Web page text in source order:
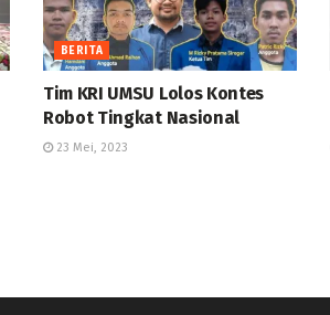
BERITA
Tim KRI UMSU Lolos Kontes
Robot Tingkat Nasional
23 Mei, 2023